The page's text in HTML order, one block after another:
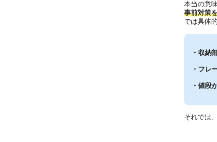
本当の意
事前対策
では具体
・収納
・フレ
・値段
それでは